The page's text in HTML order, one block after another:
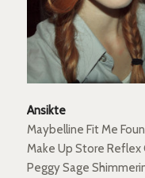
Ansikte
Maybelline Fit Me
Make Up Store Reflex
Peggy Sage